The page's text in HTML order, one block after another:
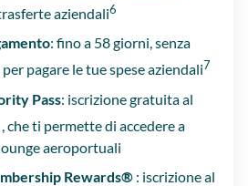
aziendali6
: fino a 58 giorni, senza
pagare le tue spese aziendali7
Pass: iscrizione gratuita al
, che ti permette di accedere a
aeroportuali
Rewards® : iscrizione al